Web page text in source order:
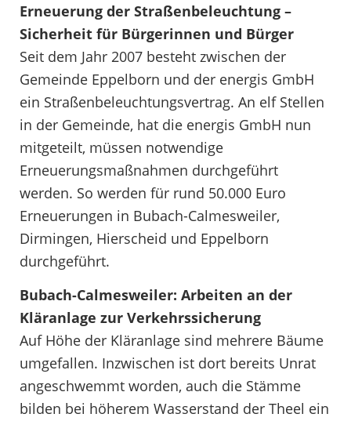
Erneuerung der Straßenbeleuchtung –
Sicherheit für Bürgerinnen und Bürger
Seit dem Jahr 2007 besteht zwischen der
Gemeinde Eppelborn und der energis GmbH
ein Straßenbeleuchtungsvertrag. An elf Stellen
in der Gemeinde, hat die energis GmbH nun
mitgeteilt, müssen notwendige
Erneuerungsmaßnahmen durchgeführt
werden. So werden für rund 50.000 Euro
Erneuerungen in Bubach-Calmesweiler,
Dirmingen, Hierscheid und Eppelborn
durchgeführt.
Bubach-Calmesweiler: Arbeiten an der
Kläranlage zur Verkehrssicherung
Auf Höhe der Kläranlage sind mehrere Bäume
umgefallen. Inzwischen ist dort bereits Unrat
angeschwemmt worden, auch die Stämme
bilden bei höherem Wasserstand der Theel ein